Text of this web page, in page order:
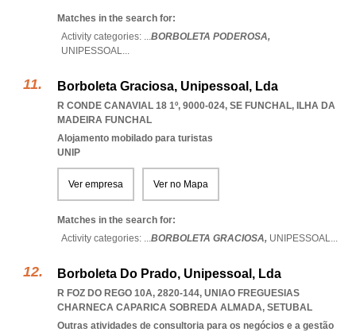
Matches in the search for:
Activity categories: ...BORBOLETA PODEROSA,
UNIPESSOAL...
Borboleta Graciosa, Unipessoal, Lda
R CONDE CANAVIAL 18 1º, 9000-024, SE FUNCHAL, ILHA DA
MADEIRA FUNCHAL
Alojamento mobilado para turistas
UNIP
Ver empresa Ver no Mapa
Matches in the search for:
Activity categories: ...BORBOLETA GRACIOSA, UNIPESSOAL...
Borboleta Do Prado, Unipessoal, Lda
R FOZ DO REGO 10A, 2820-144, UNIAO FREGUESIAS
CHARNECA CAPARICA SOBREDA ALMADA, SETUBAL
Outras atividades de consultoria para os negócios e a gestão